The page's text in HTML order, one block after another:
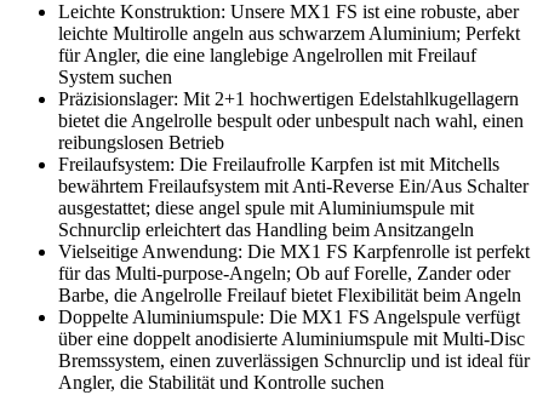
Leichte Konstruktion: Unsere MX1 FS ist eine robuste, aber
leichte Multirolle angeln aus schwarzem Aluminium; Perfekt
für Angler, die eine langlebige Angelrollen mit Freilauf
System suchen
Präzisionslager: Mit 2+1 hochwertigen Edelstahlkugellagern
bietet die Angelrolle bespult oder unbespult nach wahl, einen
reibungslosen Betrieb
Freilaufsystem: Die Freilaufrolle Karpfen ist mit Mitchells
bewährtem Freilaufsystem mit Anti-Reverse Ein/Aus Schalter
ausgestattet; diese angel spule mit Aluminiumspule mit
Schnurclip erleichtert das Handling beim Ansitzangeln
Vielseitige Anwendung: Die MX1 FS Karpfenrolle ist perfekt
für das Multi-purpose-Angeln; Ob auf Forelle, Zander oder
Barbe, die Angelrolle Freilauf bietet Flexibilität beim Angeln
Doppelte Aluminiumspule: Die MX1 FS Angelspule verfügt
über eine doppelt anodisierte Aluminiumspule mit Multi-Disc
Bremssystem, einen zuverlässigen Schnurclip und ist ideal für
Angler, die Stabilität und Kontrolle suchen